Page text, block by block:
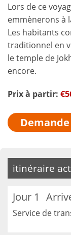
Lors de ce
emmènerons à
Les habitants
traditionnel en
le temple de
encore.
Prix à partir:
itinéraire
Jour 1
Service de